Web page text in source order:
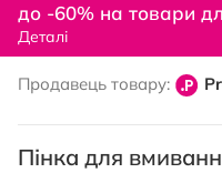
початку
галереї
до -60% на товари
Деталі
Продавець товару:
Пінка для